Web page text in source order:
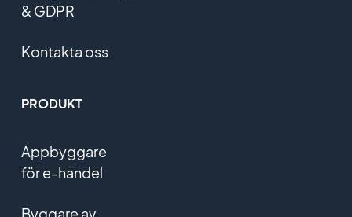
& GDPR
Kontakta oss
PRODUKT
Appbyggare
för e-handel